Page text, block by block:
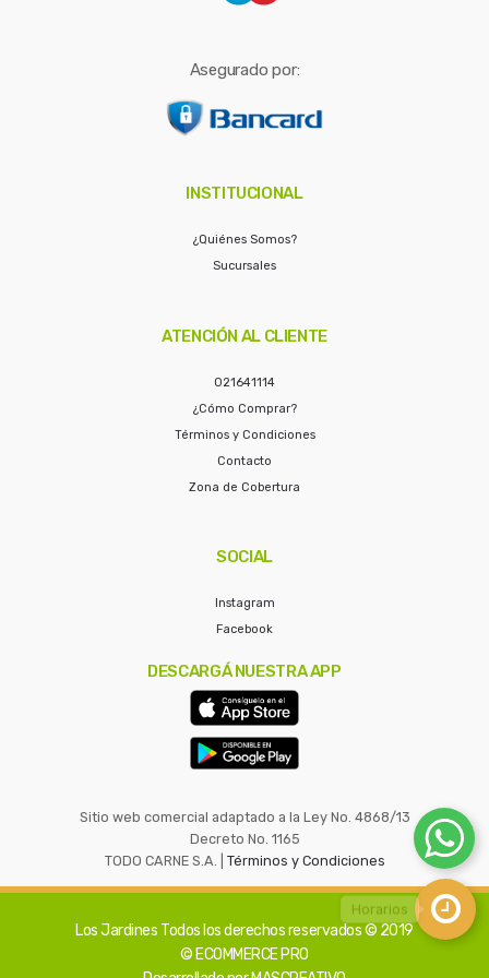
Asegurado por:
INSTITUCIONAL
¿Quiénes Somos?
Sucursales
ATENCIÓN AL CLIENTE
021641114
¿Cómo Comprar?
Términos y Condiciones
Contacto
Zona de Cobertura
SOCIAL
Instagram
Facebook
DESCARGÁ NUESTRA APP
Sitio web comercial adaptado a la Ley No. 4868/13
Decreto No. 1165
TODO CARNE S.A. | Términos y Condiciones
Los Jardines Todos los derechos reservados © 2019
© ECOMMERCE PRO